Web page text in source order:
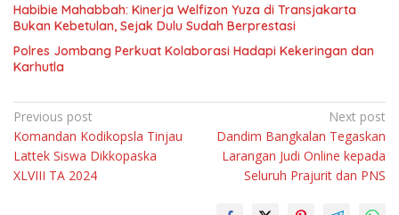
Habibie Mahabbah: Kinerja Welfizon Yuza di Transjakarta
Bukan Kebetulan, Sejak Dulu Sudah Berprestasi
Polres Jombang Perkuat Kolaborasi Hadapi Kekeringan dan
Karhutla
Navigasi
pos
Previous post
Komandan Kodikopsla Tinjau
Lattek Siswa Dikkopaska
XLVIII TA 2024
Next post
Dandim Bangkalan Tegaskan
Larangan Judi Online kepada
Seluruh Prajurit dan PNS